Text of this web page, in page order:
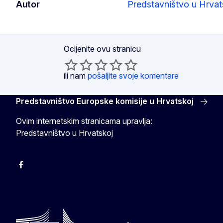
Autor Predstavništvo u
Ocijenite ovu stranicu
ili nam pošaljite svoje komentare
Predstavništvo Europske komisije u Hrvatskoj
Ovim internetskim stranicama upravlja:
Predstavništvo u Hrvatskoj
Facebook